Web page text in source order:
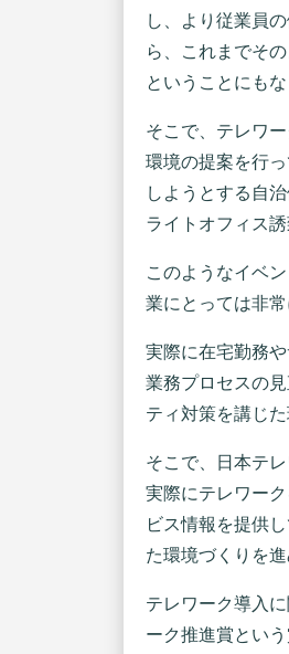
し、より従業員
ら、これまでそ
ということにもな
そこで、テレワ
環境の提案を行
しようとする自
ライトオフィス
このようなイベ
業にとっては非
実際に在宅勤務
業務プロセスの
ティ対策を講じ
そこで、日本テ
実際にテレワー
ビス情報を提供
た環境づくりを
テレワーク導入
ーク推進賞とい